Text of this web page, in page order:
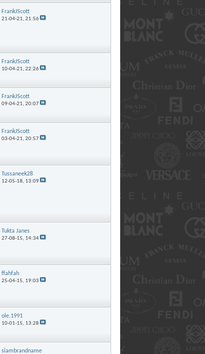
FrankJScott
21-04-21, 21:56
FrankJScott
10-04-21, 22:26
FrankJScott
09-04-21, 20:07
FrankJScott
03-04-21, 20:57
Tussaneek28
12-05-18, 13:09
Tukta Janes
27-08-15, 14:34
ffahfah
25-04-15, 19:03
ole.1991
10-01-15, 13:28
siambrandname